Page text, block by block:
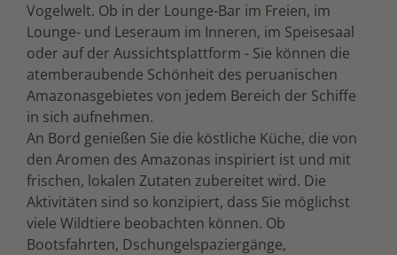
Vogelwelt. Ob in der Lounge-Bar im Freien, im
Lounge- und Leseraum im Inneren, im Speisesaal
oder auf der Aussichtsplattform - Sie können die
atemberaubende Schönheit des peruanischen
Amazonasgebietes von jedem Bereich der Schiffe
in sich aufnehmen.
An Bord genießen Sie die köstliche Küche, die von
den Aromen des Amazonas inspiriert ist und mit
frischen, lokalen Zutaten zubereitet wird. Die
Aktivitäten sind so konzipiert, dass Sie möglichst
viele Wildtiere beobachten können. Ob
Bootsfahrten, Dschungelspaziergänge,